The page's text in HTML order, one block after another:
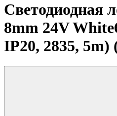
Светодиодная
8mm 24V
IP20, 2835,